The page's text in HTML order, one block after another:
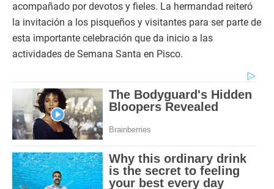
acompañado por devotos y fieles. La hermandad reiteró
la invitación a los pisqueños y visitantes para ser parte de
esta importante celebración que da inicio a las
actividades de Semana Santa en Pisco.